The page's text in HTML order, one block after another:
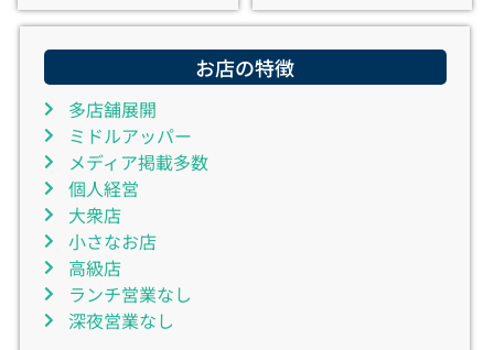
お店の特徴
多店舗展開
ミドルアッパー
メディア掲載多数
個人経営
大衆店
小さなお店
高級店
ランチ営業なし
深夜営業なし